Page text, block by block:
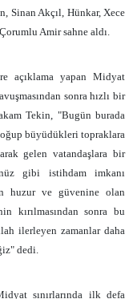
Sinan Akçıl, Hünkar, Xece
Amir sahne aldı.
açıklama yapan Midyat
sonra hızlı bir
Tekin, "Bugün burada
büyüdükleri topraklara
gelen vatandaşlara bir
gibi istihdam imkanı
huzur ve güvenine olan
kırılmasından sonra bu
ilerleyen zamanlar daha
dedi.
sınırlarında ilk defa